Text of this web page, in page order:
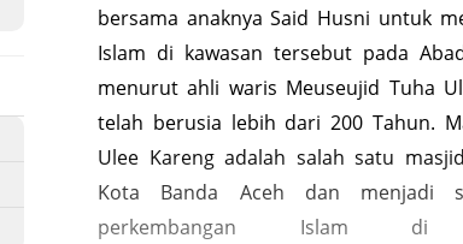
bersama anaknya Said Husni untuk
Islam di kawasan tersebut pada
menurut ahli waris Meuseujid Tuha
telah berusia lebih dari 200 Tahun.
Ulee Kareng adalah salah satu
Kota Banda Aceh dan menjadi
perkembangan Islam di